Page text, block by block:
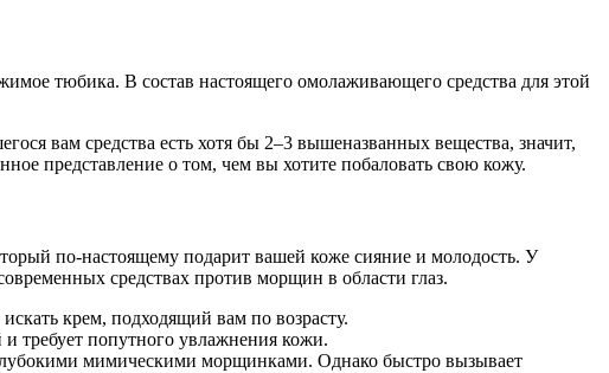
тюбика. В состав настоящего омолаживающего средства для этой
вам средства есть хотя бы 2–3 вышеназванных вещества, значит,
представление о том, чем вы хотите побаловать свою кожу.
по-настоящему подарит вашей коже сияние и молодость. У
средствах против морщин в области глаз.
крем, подходящий вам по возрасту.
требует попутного увлажнения кожи.
мимическими морщинками. Однако быстро вызывает